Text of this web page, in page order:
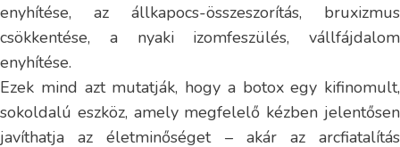
enyhítése, az állkapocs-összeszorítás, bruxizmus
csökkentése, a nyaki izomfeszülés, vállfájdalom
enyhítése.
Ezek mind azt mutatják, hogy a botox egy kifinomult,
sokoldalú eszköz, amely megfelelő kézben jelentősen
javíthatja az életminőséget – akár az arcfiatalítás